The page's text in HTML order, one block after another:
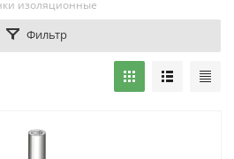
изоляционные
Фильтр